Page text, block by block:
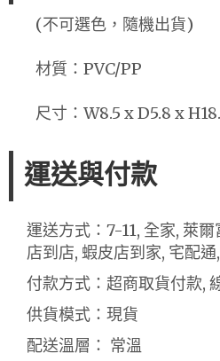
(不可選色，隨機出貨)
材質：PVC/PP
尺寸：W8.5 x D5.8 x
運送與付款
運送方式：7-11, 全家, 萊
店到店, 蝦皮店到家, 宅配
付款方式：超商取貨付款,
供貨模式：現貨
配送溫層： 常溫